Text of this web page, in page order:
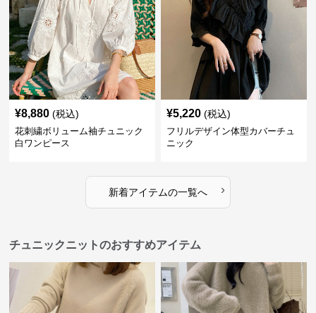
¥8,880 (税込)
花刺繍ボリューム袖チュニック
白ワンピース
¥5,220 (税込)
フリルデザイン体型カバーチュ
ニック
新着アイテムの一覧へ ›
チュニックニットのおすすめアイテム